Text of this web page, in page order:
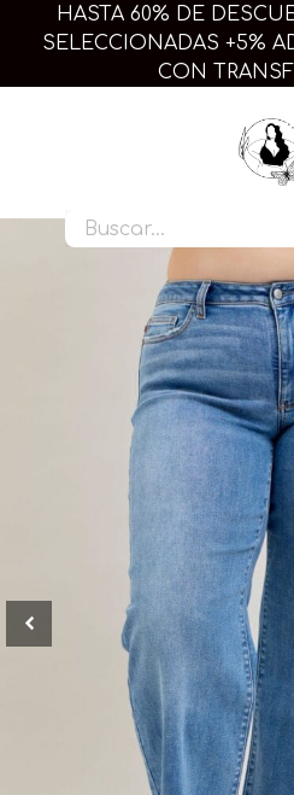
HASTA 60% DE
SELECCIONADAS +5%
CON